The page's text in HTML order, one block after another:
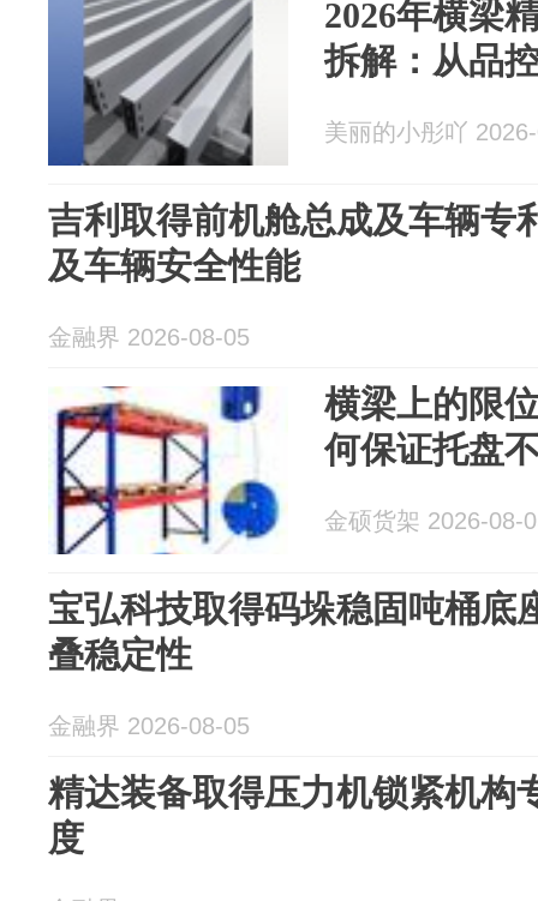
2026年横梁
拆解：从品
美丽的小彤吖
吉利取得前机舱总成及车辆专
及车辆安全性能
金融界 2026-08-05
横梁上的限
何保证托盘
金硕货架 2026-08-
宝弘科技取得码垛稳固吨桶底
叠稳定性
金融界 2026-08-05
精达装备取得压力机锁紧机构
度